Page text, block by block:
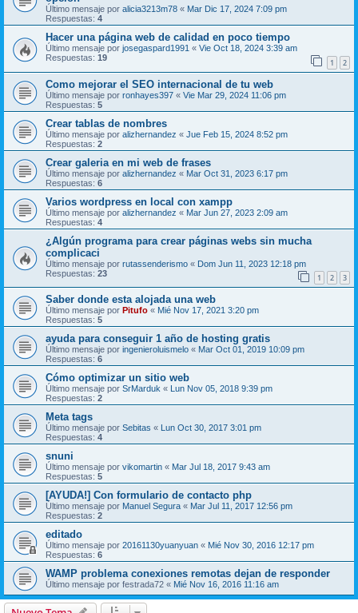
Último mensaje por alicia3213m78 « Mar Dic 17, 2024 7:09 pm
Respuestas: 4
Hacer una página web de calidad en poco tiempo
Último mensaje por josegaspard1991 « Vie Oct 18, 2024 3:39 am
Respuestas: 19 1 2
Como mejorar el SEO internacional de tu web
Último mensaje por ronhayes397 « Vie Mar 29, 2024 11:06 pm
Respuestas: 5
Crear tablas de nombres
Último mensaje por alizhernandez « Jue Feb 15, 2024 8:52 pm
Respuestas: 2
Crear galeria en mi web de frases
Último mensaje por alizhernandez « Mar Oct 31, 2023 6:17 pm
Respuestas: 6
Varios wordpress en local con xampp
Último mensaje por alizhernandez « Mar Jun 27, 2023 2:09 am
Respuestas: 4
¿Algún programa para crear páginas webs sin mucha
complicaci
Último mensaje por rutassenderismo « Dom Jun 11, 2023 12:18 pm
Respuestas: 23 1 2 3
Saber donde esta alojada una web
Último mensaje por Pitufo « Mié Nov 17, 2021 3:20 pm
Respuestas: 5
ayuda para conseguir 1 año de hosting gratis
Último mensaje por ingenieroluismelo « Mar Oct 01, 2019 10:09 pm
Respuestas: 6
Cómo optimizar un sitio web
Último mensaje por SrMarduk « Lun Nov 05, 2018 9:39 pm
Respuestas: 2
Meta tags
Último mensaje por Sebitas « Lun Oct 30, 2017 3:01 pm
Respuestas: 4
snuni
Último mensaje por vikomartin « Mar Jul 18, 2017 9:43 am
Respuestas: 5
[AYUDA!] Con formulario de contacto php
Último mensaje por Manuel Segura « Mar Jul 11, 2017 12:56 pm
Respuestas: 2
editado
Último mensaje por 20161130yuanyuan « Mié Nov 30, 2016 12:17 pm
Respuestas: 6
WAMP problema conexiones remotas dejan de responder
Último mensaje por festrada72 « Mié Nov 16, 2016 11:16 am